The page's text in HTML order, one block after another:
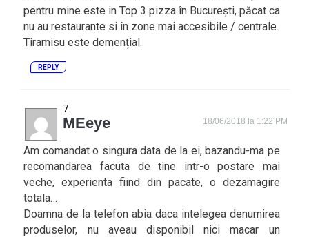
pentru mine este in Top 3 pizza în București, păcat ca
nu au restaurante si în zone mai accesibile / centrale.
Tiramisu este demențial.
REPLY
MEeye 18/06/2018 la 1:22 PM
Am comandat o singura data de la ei, bazandu-ma pe
recomandarea facuta de tine intr-o postare mai
veche, experienta fiind din pacate, o dezamagire
totala…
Doamna de la telefon abia daca intelegea denumirea
produselor, nu aveau disponibil nici macar un